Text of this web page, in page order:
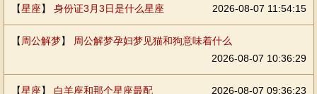
【星座】 身份证3月3日是什么星座 2026-08-07 11:54:15
【 周公解梦】
周公解梦孕妇梦见猫和狗意味着什么
2026-08-07 10:36:29
【星座】 白羊座和那个星座最配 2026-08-07 09:36:23